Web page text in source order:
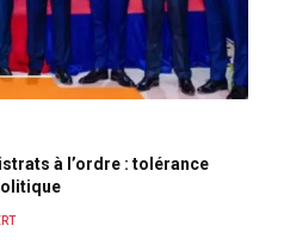
à l’ordre : tolérance